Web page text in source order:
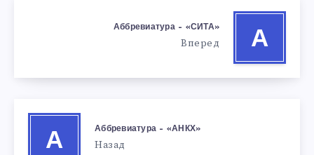
А
Аббревиатура – «СИТА»
Вперед
А
Аббревиатура – «АНКХ»
Назад